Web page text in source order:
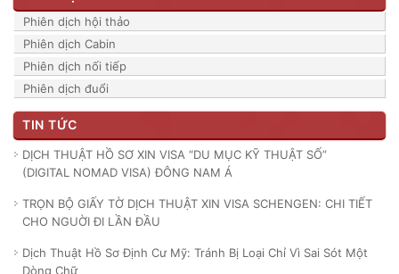
Phiên dịch hội thảo
Phiên dịch Cabin
Phiên dịch nối tiếp
Phiên dịch đuổi
TIN TỨC
DỊCH THUẬT HỒ SƠ XIN VISA “DU MỤC KỸ THUẬT SỐ”
(DIGITAL NOMAD VISA) ĐÔNG NAM Á
TRỌN BỘ GIẤY TỜ DỊCH THUẬT XIN VISA SCHENGEN: CHI TIẾT
CHO NGUỜI ĐI LẦN ĐẦU
Dịch Thuật Hồ Sơ Định Cư Mỹ: Tránh Bị Loại Chỉ Vì Sai Sót Một
Dòng Chữ